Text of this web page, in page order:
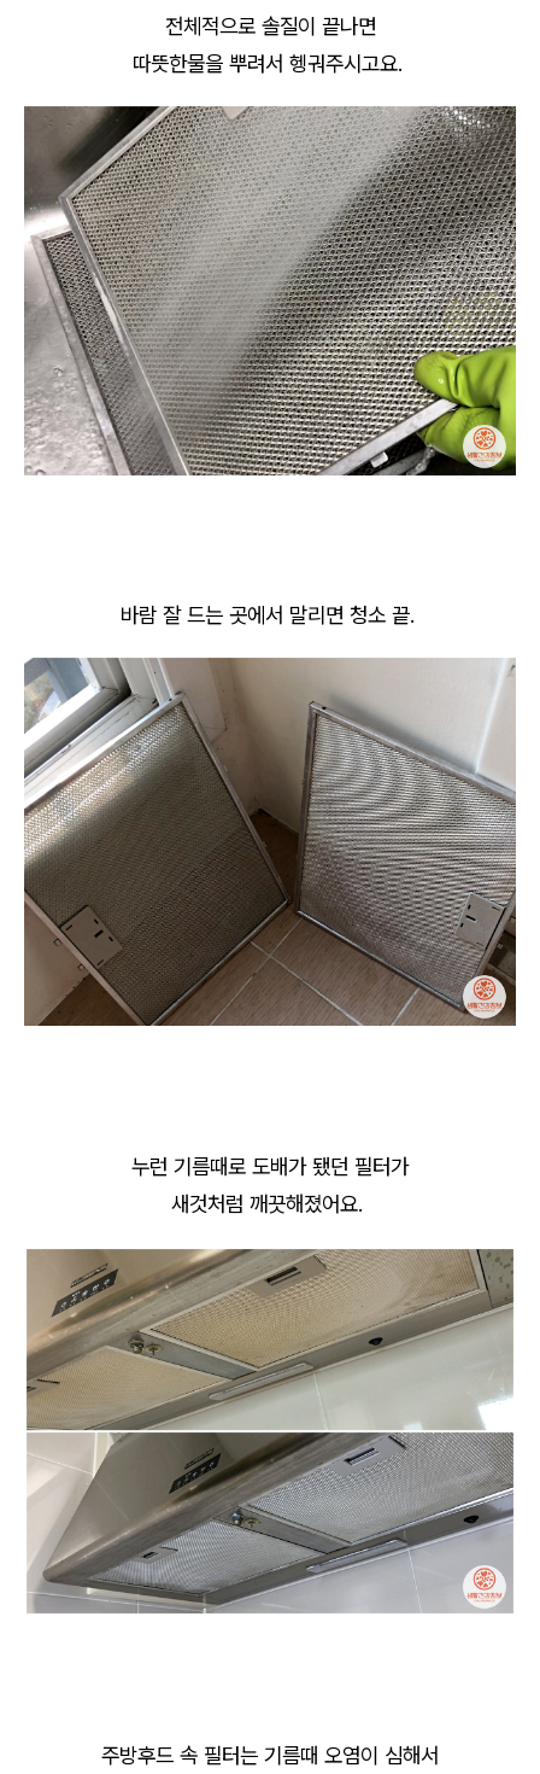
전체적으로 솔질이 끝나면
따뜻한물을 뿌려서 헹궈주시고요.
바람 잘 드는 곳에서 말리면 청소 끝.
누런 기름때로 도배가 됐던 필터가
새것처럼 깨끗해졌어요.
주방후드 속 필터는 기름때 오염이 심해서